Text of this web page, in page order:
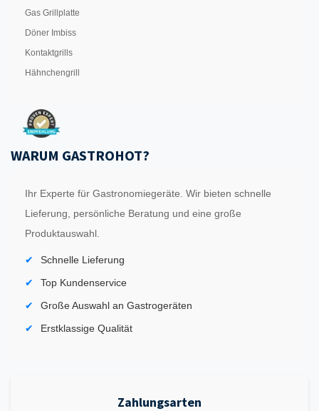
Gas Grillplatte
Döner Imbiss
Kontaktgrills
Hähnchengrill
WARUM GASTROHOT?
Ihr Experte für Gastronomiegeräte. Wir bieten schnelle
Lieferung, persönliche Beratung und eine große
Produktauswahl.
Schnelle Lieferung
Top Kundenservice
Große Auswahl an Gastrogeräten
Erstklassige Qualität
Zahlungsarten